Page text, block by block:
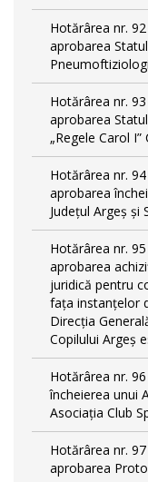
Hotărârea nr.
aprobarea
Hotărârea nr.
aprobarea
„Regele Carol I”
Hotărârea nr.
aprobarea
Județul Argeș și
Hotărârea nr.
aprobarea
juridică pentru
fața instanțelor
Direcția
Copilului Argeș
Hotărârea nr.
încheierea unui
Asociația Club
Hotărârea nr.
aprobarea